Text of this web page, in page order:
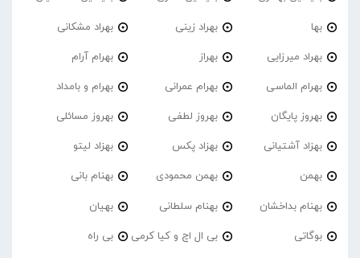
بها بهراد زینی بهراد مشکانی
بهراد میرزایی بهراز بهرام آرام
بهرام الماسی بهرام عمرانی بهرام و بامداد
بهروز پایگان بهروز لطفی بهروز مسائلی
بهزاد آشتیانی بهزاد پکس بهزاد لیتو
بهمن بهمن محمودی بهنام بانی
بهنام بداخشان بهنام سلطانی بهیان
بوگاتی بی ال اچ و کیا کرمی بی راه